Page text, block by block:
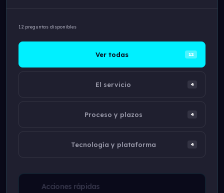
12 preguntas disponibles
Ver todas 12
El servicio 4
Proceso y plazos 4
Tecnología y plataforma 4
Acciones rápidas